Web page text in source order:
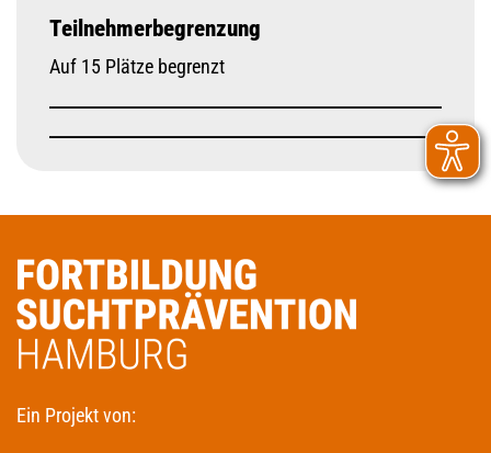
Teilnehmerbegrenzung
Auf 15 Plätze begrenzt
Ein Projekt von: